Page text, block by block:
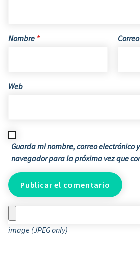
Nombre *
Web
Guarda mi nombre, correo electrónico
navegador para la próxima vez que
image (JPEG only)